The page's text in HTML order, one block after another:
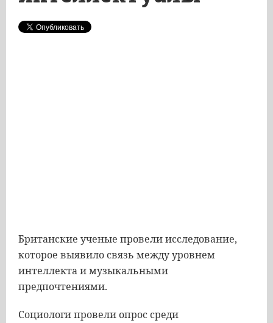
Британские ученые провели исследование,
которое выявило связь между уровнем
интеллекта и музыкальными
предпочтениями.
Социологи провели опрос среди